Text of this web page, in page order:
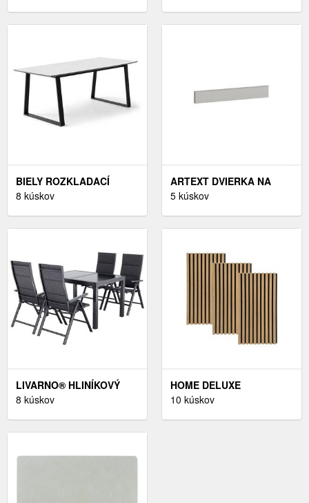
BIELY ROZKLADACÍ
JEDÁLENSKÝ STÔL S
8 kúskov
ARTEXT DVIERKA NA
UMÝVAČKU RIADU BONN
5 kúskov
LIVARNO® HLINÍKOVÝ
ROZŤAHOVACÍ
8 kúskov
HOME DELUXE
AKUSTICKÝ PANEL
10 kúskov